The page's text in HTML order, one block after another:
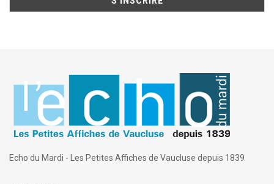
Echo du Mardi - Les Petites Affiches de Vaucluse depuis 1839